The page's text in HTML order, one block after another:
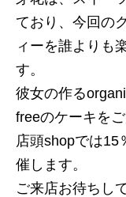
ており、今回の
ィーを誰よりも
す。
彼女の作る
freeのケーキを
店頭shopでは15
催します。
ご来店お待ちし